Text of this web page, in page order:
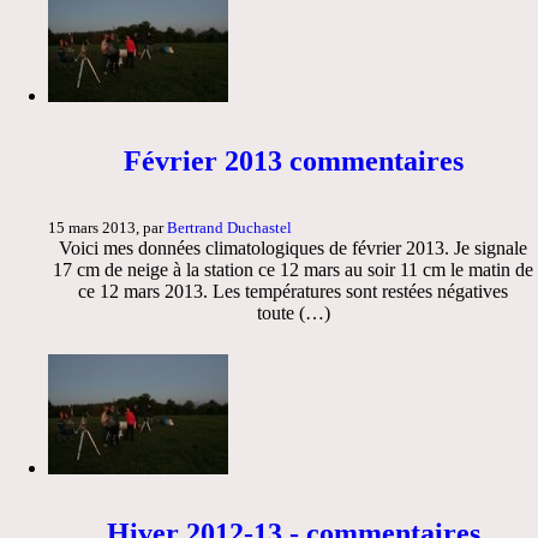
Février 2013 commentaires
15 mars 2013, parBertrand Duchastel
Voici mes données climatologiques de février 2013. Je signale
17 cm de neige à la station ce 12 mars au soir 11 cm le matin de
ce 12 mars 2013. Les températures sont restées négatives
toute (…)